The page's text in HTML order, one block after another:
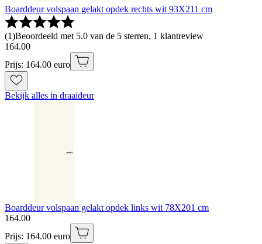
Boarddeur volspaan gelakt opdek rechts wit 93X211 cm
(1)Beoordeeld met 5.0 van de 5 sterren, 1 klantreview
164.00
Prijs: 164.00 euro
Bekijk alles in draaideur
Boarddeur volspaan gelakt opdek links wit 78X201 cm
164.00
Prijs: 164.00 euro